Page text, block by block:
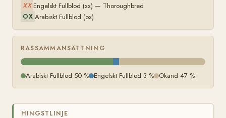
XX Engelskt Fullblod (xx) — Thoroughbred
OX Arabiskt Fullblod (ox)
RASSAMMANSÄTTNING
Arabiskt Fullblod 50 % Engelskt Fullblod 3 % Okänd 47 %
HINGSTLINJE